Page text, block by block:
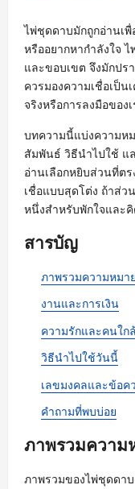
ไพ่ชุดดาบมักถูกอ่านเ
หรืออยากหากำลังใจ
และขอบเขต จึงมักปร
ควรมองความเชื่อเป็
จริงหรือการลงมือของเ
บทความนี้แบ่งความห
สัมพันธ์ วิธีนำไปใช้ แ
อ่านเลือกหยิบส่วนที่ต
เชื่อแบบสุดโต่ง ถ้าส่ว
หนึ่งสำหรับพักใจและ
สารบัญ
ภาพรวมความหมาย
งานและการเงิน
ความรักและคนใก
วิธีนำไปใช้วันนี้
เลขมงคลและข้อค
คำถามที่พบบ่อย
ภาพรวมความ
ภาพรวมของไพ่ชุดดา